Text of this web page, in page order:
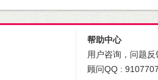
帮助中心
用户咨询，问题反
顾问QQ :